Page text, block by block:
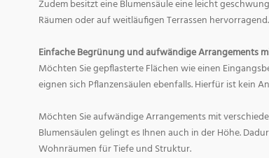
Zudem besitzt eine Blumensäule eine leicht
Räumen oder auf weitläufigen Terrassen hervorragend.
Einfache Begrünung und aufwändige Arrangements
Möchten Sie gepflasterte Flächen wie einen
eignen sich Pflanzensäulen ebenfalls. Hierfür ist kein
Möchten Sie aufwändige Arrangements mit
Blumensäulen gelingt es Ihnen auch in der Höhe.
Wohnräumen für Tiefe und Struktur.